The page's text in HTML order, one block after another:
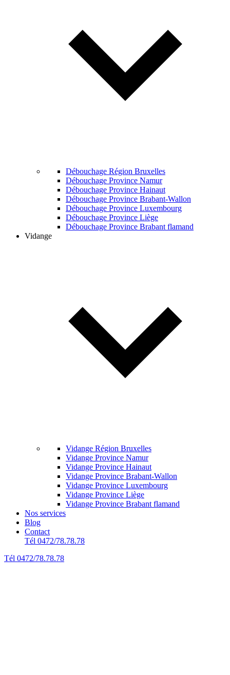
Débouchage Région Bruxelles
Débouchage Province Namur
Débouchage Province Hainaut
Débouchage Province Brabant-Wallon
Débouchage Province Luxembourg
Débouchage Province Liège
Débouchage Province Brabant flamand
Vidange
Vidange Région Bruxelles
Vidange Province Namur
Vidange Province Hainaut
Vidange Province Brabant-Wallon
Vidange Province Luxembourg
Vidange Province Liège
Vidange Province Brabant flamand
Nos services
Blog
Contact
Tél 0472/78.78.78
Tél 0472/78.78.78